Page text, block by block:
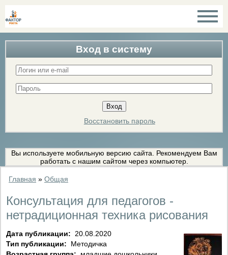
Вход в систему
Восстановить пароль
Вы используете мобильную версию сайта. Рекомендуем Вам
работать с нашим сайтом через компьютер.
Главная » Общая
Консультация для педагогов -
нетрадиционная техника рисования
Дата публикации:
20.08.2020
Тип публикации:
Методичка